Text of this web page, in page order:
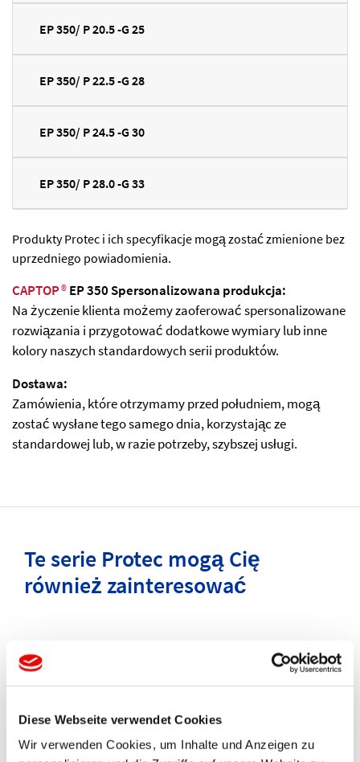
Diese Webseite verwendet Cookies
Wir verwenden Cookies, um Inhalte und Anzeigen zu
EP 350/ P 20.5 -G 25
EP 350/ P 22.5 -G 28
EP 350/ P 24.5 -G 30
EP 350/ P 28.0 -G 33
Produkty Protec i ich specyfikacje mogą zostać zmienione bez
uprzedniego powiadomienia.
CAPTOP®EP 350 Spersonalizowana produkcja:
Na życzenie klienta możemy zaoferować spersonalizowane
rozwiązania i przygotować dodatkowe wymiary lub inne
kolory naszych standardowych serii produktów.
Dostawa:
Zamówienia, które otrzymamy przed południem, mogą
zostać wysłane tego samego dnia, korzystając ze
standardowej lub, w razie potrzeby, szybszej usługi.
Te serie Protec mogą Cię
również zainteresować